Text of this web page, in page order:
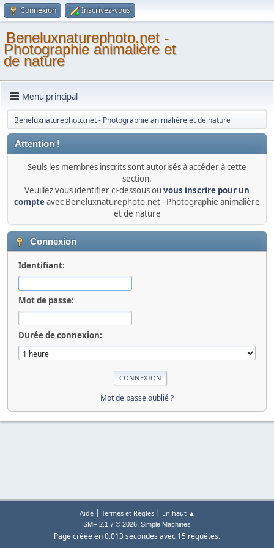
Connexion Inscrivez-vous
Beneluxnaturephoto.net -
Photographie animalière et
de nature
Menu principal
Beneluxnaturephoto.net - Photographie animalière et de nature
Attention !
Seuls les membres inscrits sont autorisés à accéder à cette
section.
Veuillez vous identifier ci-dessous ou vous inscrire pour un
compteavec Beneluxnaturephoto.net - Photographie animalière
et de nature
Connexion
Identifiant:
Mot de passe:
Durée de connexion:
Mot de passe oublié ?
Aide| Termes et Règles| En haut ▲
SMF 2.1.7 © 2026, Simple Machines
Page créée en 0.013 secondes avec 15 requêtes.